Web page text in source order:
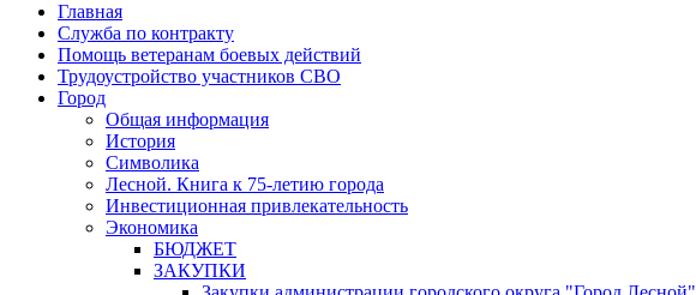
Главная
Служба по контракту
Помощь ветеранам боевых действий
Трудоустройство участников СВО
Город
Общая информация
История
Символика
Лесной. Книга к 75-летию города
Инвестиционная привлекательность
Экономика
БЮДЖЕТ
ЗАКУПКИ